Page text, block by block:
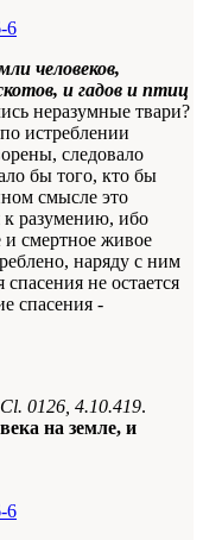
6
человеков,
и гадов и птиц
неразумные твари?
истреблении
следовало
бы того, кто бы
смысле это
к разумению, ибо
и смертное живое
наряду с ним
спасения не остается
спасения -
0126, 4.10.419.
на земле, и
6